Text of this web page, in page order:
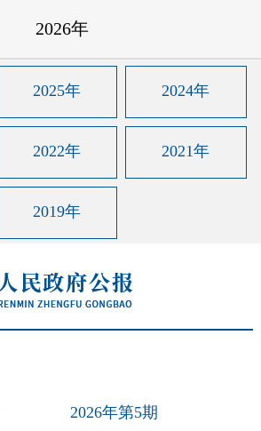
2026年
2025年 2024年
2022年 2021年
2019年
2026年第5期